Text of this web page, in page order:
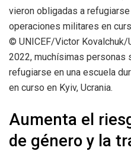
© UNICEF/Victor Kovalchuk/
2022, muchísimas personas
refugiarse en una escuela
en curso en Kyiv, Ucrania.
Aumenta el
de género y la